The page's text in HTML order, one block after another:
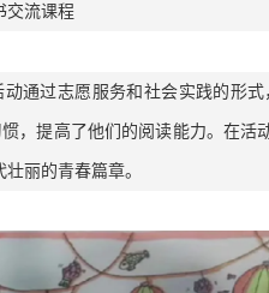
交流课程
通过志愿服务和社会实践的形
，提高了他们的阅读能力。在活
丽的青春篇章。